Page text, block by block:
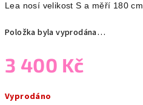
Lea nosí velikost S a měří 180 cm.
Položka byla vyprodána…
3 400 Kč
cena:
Vyprodáno